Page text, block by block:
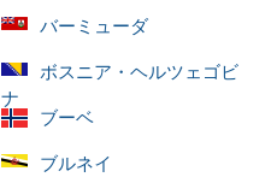
バーミューダ
ボスニア・ヘルツェゴビ
ナ
ブーベ
ブルネイ